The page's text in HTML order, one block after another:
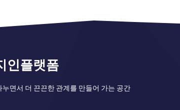
인플랫폼
면서 더 끈끈한 관계를 만들어 가는 공간